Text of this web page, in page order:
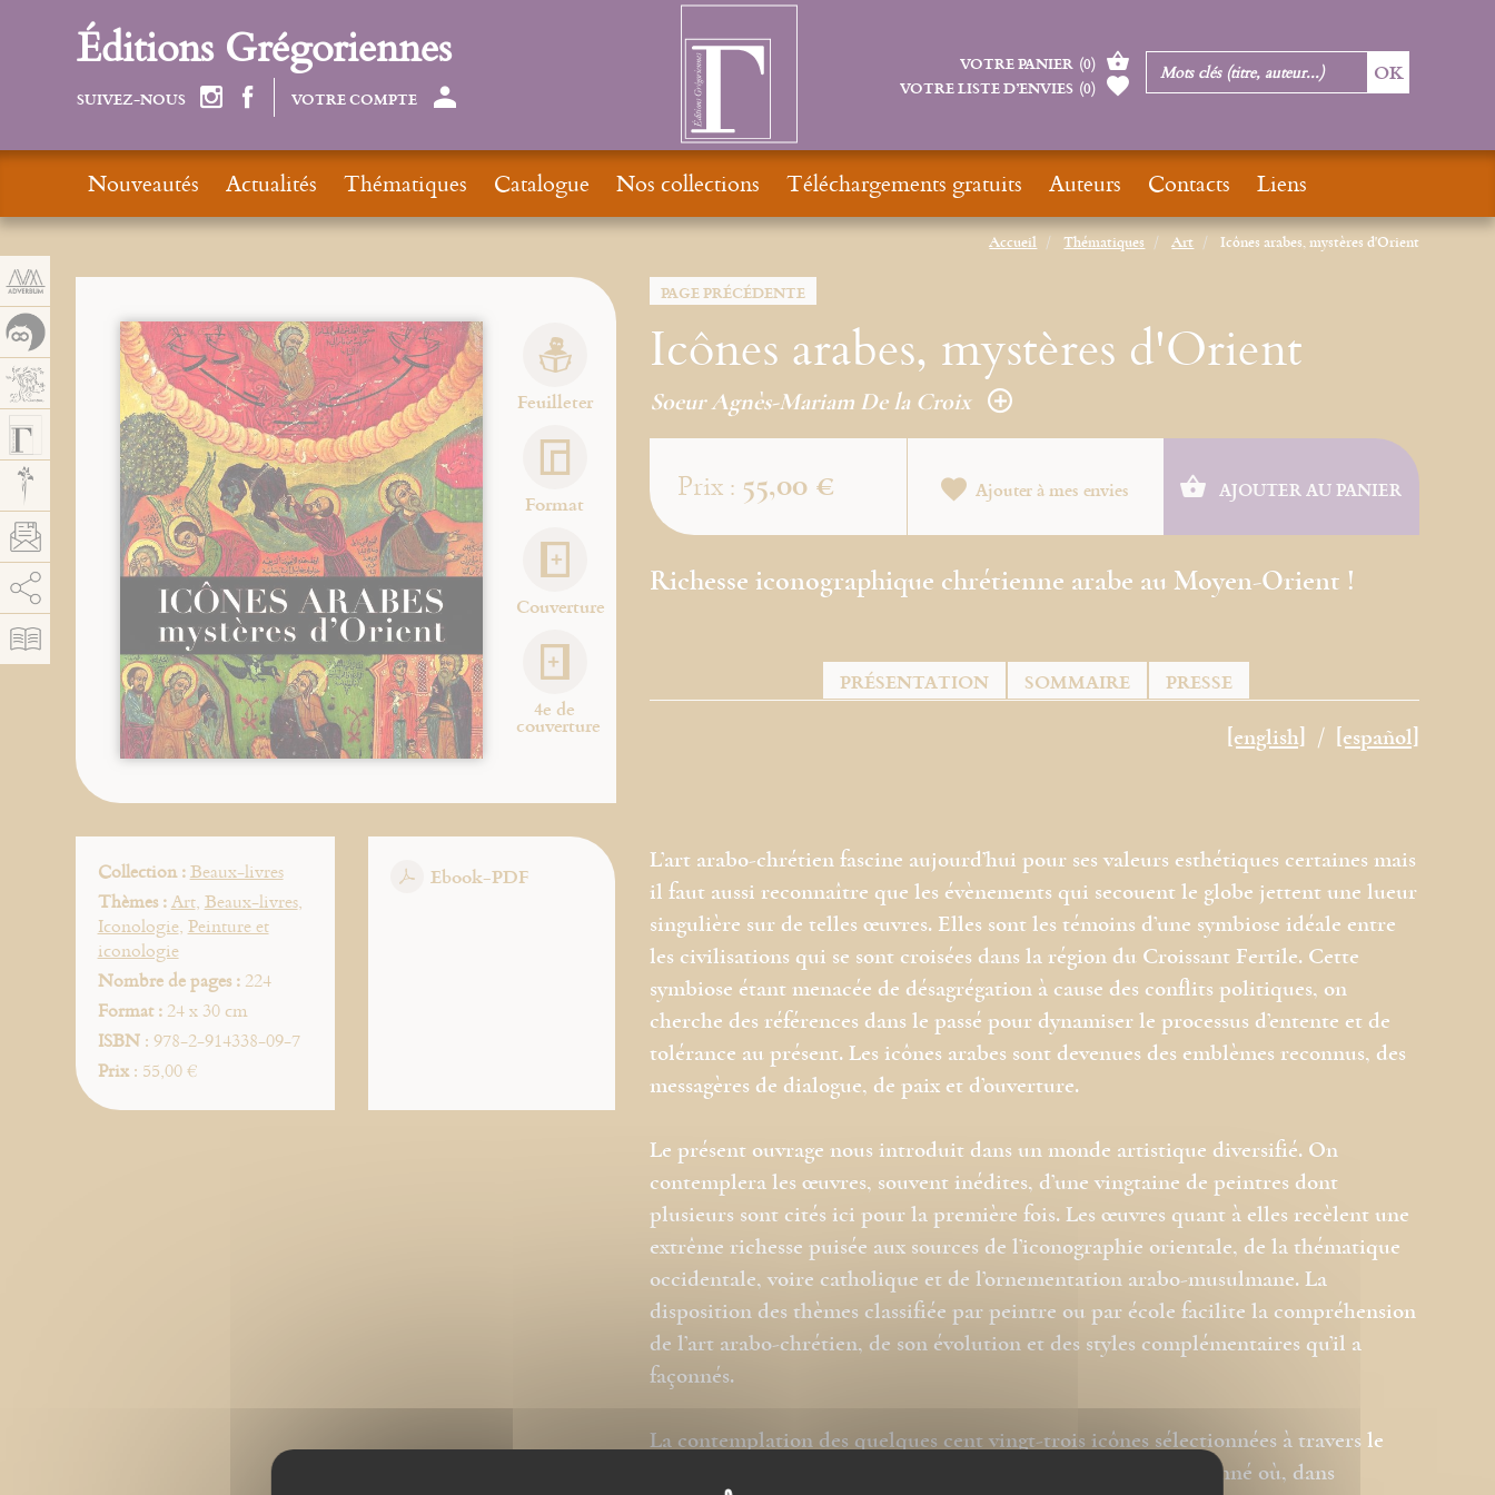
Accueil Thématiques Art Icônes arabes, mystères d'Orient
PAGE PRÉCÉDENTE
Icônes arabes, mystères d'Orient
Soeur Agnès-Mariam De la Croix
Feuilleter
Format
Couverture
4e de
couverture
Collection :Beaux-livres
Thèmes :Art, Beaux-livres,
Iconologie, Peinture et
iconologie
Nombre de pages :224
Format :24 x 30 cm
ISBN: 978-2-914338-09-7
Prix: 55,00 €
Ebook-PDF
Prix : 55,00 € Ajouter à mes envies AJOUTER AU PANIER
Richesse iconographique chrétienne arabe au Moyen-Orient !
PRÉSENTATION SOMMAIRE PRESSE
[english] [español]
L’art arabo-chrétien fascine aujourd’hui pour ses valeurs esthétiques certaines mais
il faut aussi reconnaître que les évènements qui secouent le globe jettent une lueur
singulière sur de telles œuvres. Elles sont les témoins d’une symbiose idéale entre
les civilisations qui se sont croisées dans la région du Croissant Fertile. Cette
symbiose étant menacée de désagrégation à cause des conflits politiques, on
cherche des références dans le passé pour dynamiser le processus d’entente et de
tolérance au présent. Les icônes arabes sont devenues des emblèmes reconnus, des
messagères de dialogue, de paix et d’ouverture.
Le présent ouvrage nous introduit dans un monde artistique diversifié. On
contemplera les œuvres, souvent inédites, d’une vingtaine de peintres dont
plusieurs sont cités ici pour la première fois. Les œuvres quant à elles recèlent une
extrême richesse puisée aux sources de l’iconographie orientale, de la thématique
occidentale, voire catholique et de l’ornementation arabo-musulmane. La
disposition des thèmes classifiée par peintre ou par école facilite la compréhension
de l’art arabo-chrétien, de son évolution et des styles complémentaires qu’il a
façonnés.
La contemplation des quelquescent vingt-trois icônes sélectionnées à travers le
nous fera pénétrer dans un univers insoupçonné où, dans
Éditions Grégoriennes
SUIVEZ-NOUS VOTRE COMPTE
VOTRE PANIER (0)
VOTRE LISTE D’ENVIES (0)
Nouveautés Actualités Thématiques Catalogue Nos collections Téléchargements gratuits Auteurs Contacts Liens
AddThis est désactivé. Autoriser
Panneau de gestion des cookies